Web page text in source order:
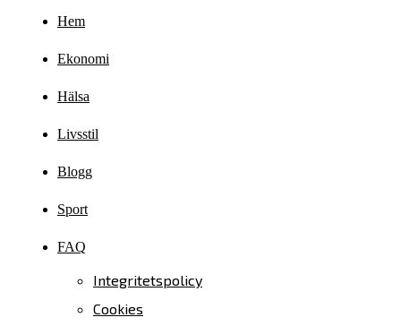
Hem
Ekonomi
Hälsa
Livsstil
Blogg
Sport
FAQ
Integritetspolicy
Cookies